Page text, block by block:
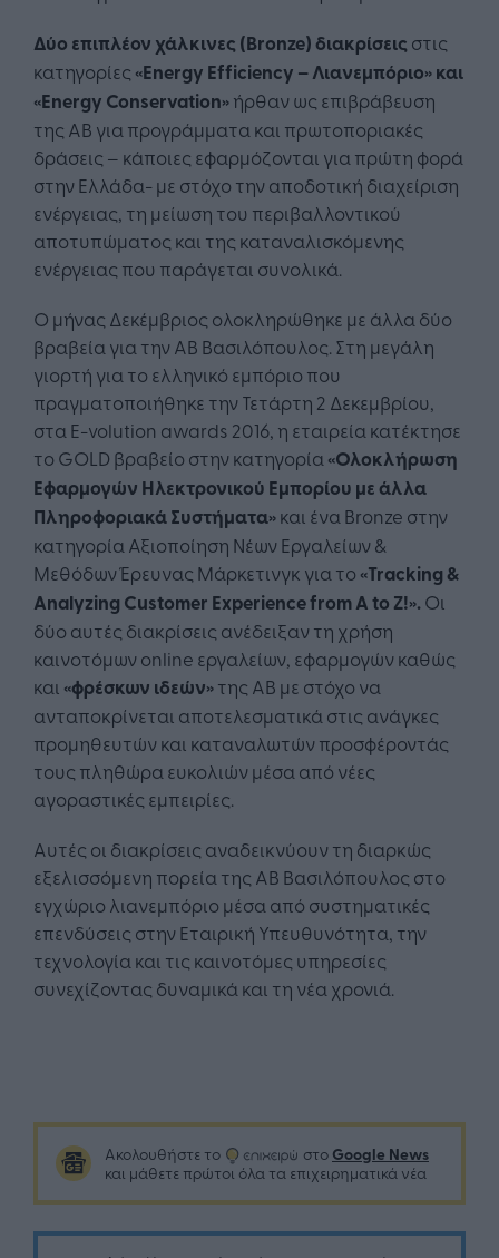
Δύο επιπλέον χάλκινες (Bronze) διακρίσεις στις
κατηγορίες «Energy Efficiency – Λιανεμπόριο» και
«Energy Conservation»ήρθαν ως επιβράβευση
της ΑΒ για προγράμματα και πρωτοποριακές
δράσεις – κάποιες εφαρμόζονται για πρώτη φορά
στην Ελλάδα- με στόχο την αποδοτική διαχείριση
ενέργειας, τη μείωση του περιβαλλοντικού
αποτυπώματος και της καταναλισκόμενης
ενέργειας που παράγεται συνολικά.
Ο μήνας Δεκέμβριος ολοκληρώθηκε με άλλα δύο
βραβεία για την ΑΒ Βασιλόπουλος. Στη μεγάλη
γιορτή για το ελληνικό εμπόριο που
πραγματοποιήθηκε την Τετάρτη 2 Δεκεμβρίου,
στα E-volution awards 2016, η εταιρεία κατέκτησε
το GOLD βραβείο στην κατηγορία «Ολοκλήρωση
Εφαρμογών Ηλεκτρονικού Εμπορίου με άλλα
Πληροφοριακά Συστήματα»και ένα Bronze στην
κατηγορία Αξιοποίηση Νέων Εργαλείων &
Μεθόδων Έρευνας Μάρκετινγκ για το «Tracking &
Analyzing Customer Experience from A to Z!».Οι
δύο αυτές διακρίσεις ανέδειξαν τη χρήση
καινοτόμων online εργαλείων, εφαρμογών καθώς
και «φρέσκων ιδεών»της ΑΒ με στόχο να
ανταποκρίνεται αποτελεσματικά στις ανάγκες
προμηθευτών και καταναλωτών προσφέροντάς
τους πληθώρα ευκολιών μέσα από νέες
αγοραστικές εμπειρίες.
Αυτές οι διακρίσεις αναδεικνύουν τη διαρκώς
εξελισσόμενη πορεία της ΑΒ Βασιλόπουλος στο
εγχώριο λιανεμπόριο μέσα από συστηματικές
επενδύσεις στην Εταιρική Υπευθυνότητα, την
τεχνολογία και τις καινοτόμες υπηρεσίες
συνεχίζοντας δυναμικά και τη νέα χρονιά.
Ακολουθήστε το στο Google News
και μάθετε πρώτοι όλα τα επιχειρηματικά νέα